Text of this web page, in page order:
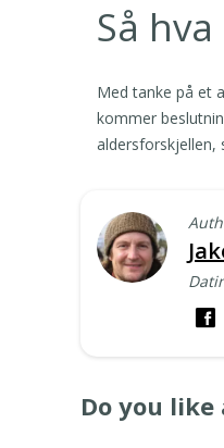
Så
Med tanke på et
kommer
aldersforskjellen,
Do you